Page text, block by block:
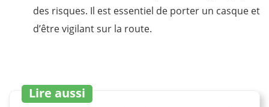
des risques. Il est essentiel de porter un casque et
d’être vigilant sur la route.
Lire aussi